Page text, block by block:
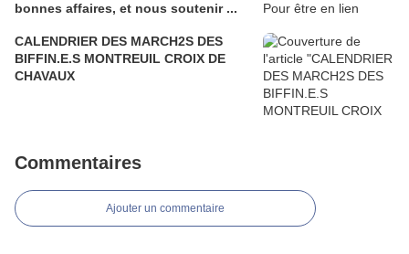
bonnes affaires, et nous soutenir ...
CALENDRIER DES MARCH2S DES
BIFFIN.E.S MONTREUIL CROIX DE
CHAVAUX
Commentaires
Ajouter un commentaire